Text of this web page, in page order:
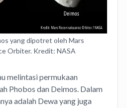
yang dipotret oleh Mars
Orbiter. Kredit: NASA
melintasi permukaan
Phobos dan Deimos. Dalam
adalah Dewa yang juga